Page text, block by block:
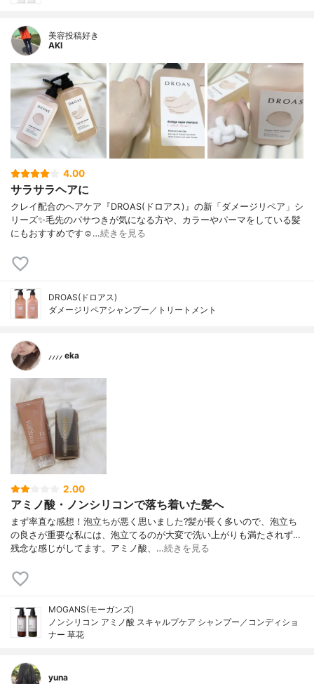
美容投稿好き
AKI
4.00
サラサラヘアに
クレイ配合のヘアケア『DROAS(ドロアス)』の新「ダメージリペア」シ
リーズ ✨ 毛先のパサつきが気になる方や、カラーやパーマをしている髪
にもおすすめです☺️ …続きを見る
DROAS(ドロアス)
ダメージリペアシャンプー／トリートメント
⸝⸝⸝⸝ eka
2.00
アミノ酸・ノンシリコンで落ち着いた髪へ
まず率直な感想！泡立ちが悪く思いました?髪が長く多いので、泡立ち
の良さが重要な私には、泡立てるのが大変で洗い上がりも満たされず…
残念な感じがしてます。アミノ酸、…続きを見る
MOGANS(モーガンズ)
ノンシリコン アミノ酸 スキャルプケア シャンプー／コンディショ
ナー 草花
yuna